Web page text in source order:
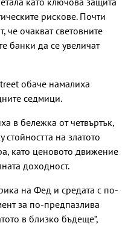
рискове. Почти
че очакват световните
банки да се увеличат
обаче намалиха
седмици.
в бележка от четвъртък,
стойността на златото
като ценовото движение
доходност.
на Фед и средата с по-
за по-предпазлива
в близко бъдеще“,